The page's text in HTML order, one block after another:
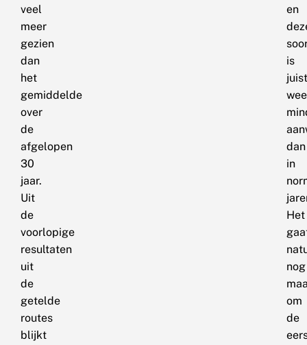
veel
meer
gezien
dan
het
gemiddelde
over
de
afgelopen
30
jaar.
Uit
de
voorlopige
resultaten
uit
de
getelde
routes
blijkt
en
is
juist
dan
in
Het
nog
om
de